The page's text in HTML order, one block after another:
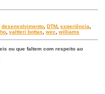
,desenvolvimento ,DTM ,experiência
,valtteri bottas ,wec ,williams
ou que faltem com respeito ao